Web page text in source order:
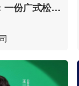
一份广式松